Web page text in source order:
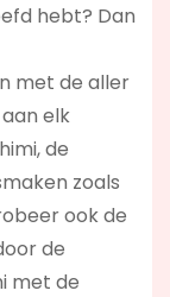
hebt? Dan
met de aller
elk
de
zoals
ook de
de
met de